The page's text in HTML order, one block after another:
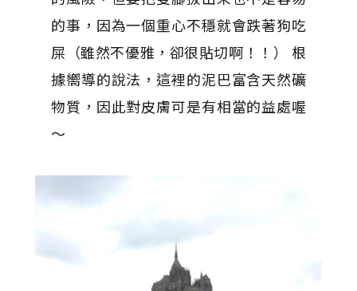
的事，因為一個重心不穩就會跌著狗吃
屎（雖然不優雅，卻很貼切啊！！） 根
據嚮導的說法，這裡的泥巴富含天然礦
物質，因此對皮膚可是有相當的益處喔
～